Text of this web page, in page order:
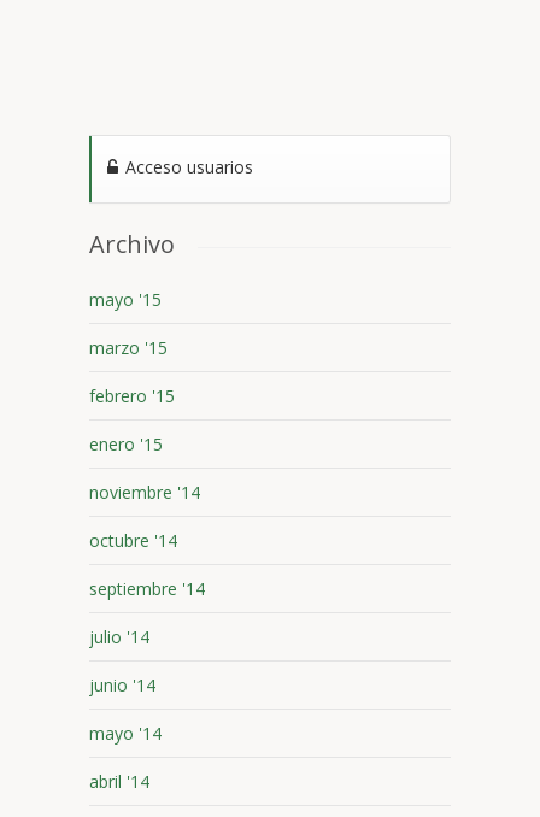
Acceso usuarios
Archivo
mayo '15
marzo '15
febrero '15
enero '15
noviembre '14
octubre '14
septiembre '14
julio '14
junio '14
mayo '14
abril '14